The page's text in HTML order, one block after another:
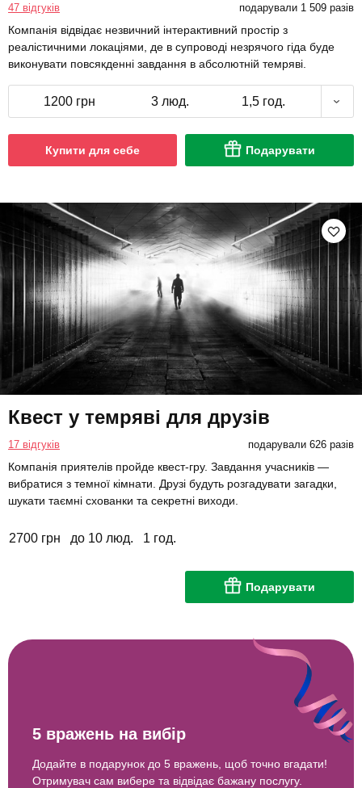
47 відгуків подарували 1 509 разів
Компанія відвідає незвичний інтерактивний простір з
реалістичними локаціями, де в супроводі незрячого гіда буде
виконувати повсякденні завдання в абсолютній темряві.
1200 грн 3 люд. 1,5 год.
Купити для себе Подарувати
Квест у темряві для друзів
17 відгуків подарували 626 разів
Компанія приятелів пройде квест-гру. Завдання учасників —
вибратися з темної кімнати. Друзі будуть розгадувати загадки,
шукати таємні схованки та секретні виходи.
2700 грн до 10 люд. 1 год.
Подарувати
5 вражень на вибір
Додайте в подарунок до 5 вражень, щоб точно вгадати!
Отримувач сам вибере та відвідає бажану послугу.